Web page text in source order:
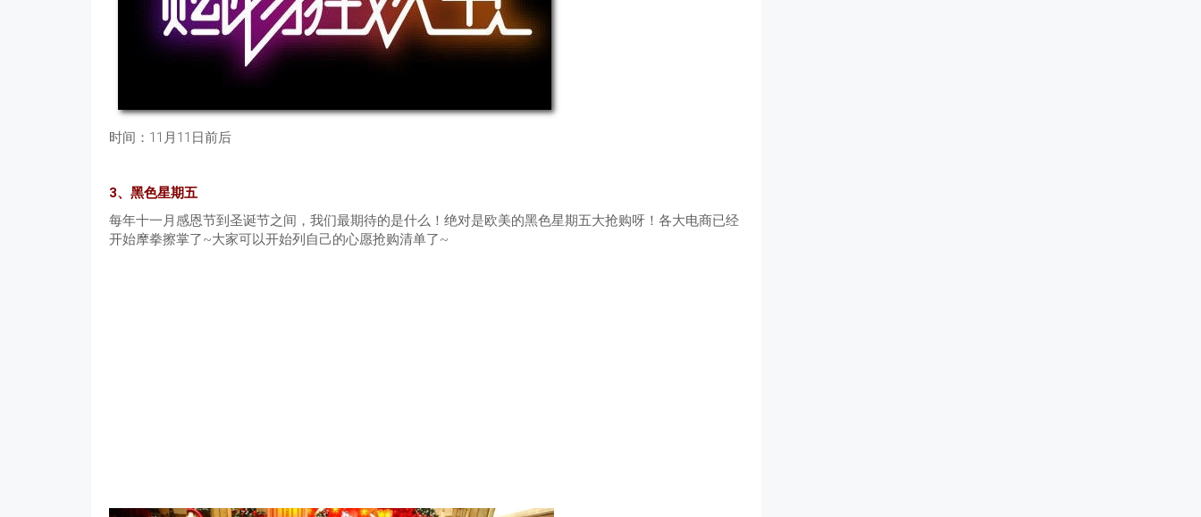
时间：11月11日前后
3、黑色星期五
每年十一月感恩节到圣诞节之间，我们最期待的是什么！绝对是欧美的黑色星期五大抢购呀！各大电商已经
开始摩拳擦掌了~大家可以开始列自己的心愿抢购清单了~